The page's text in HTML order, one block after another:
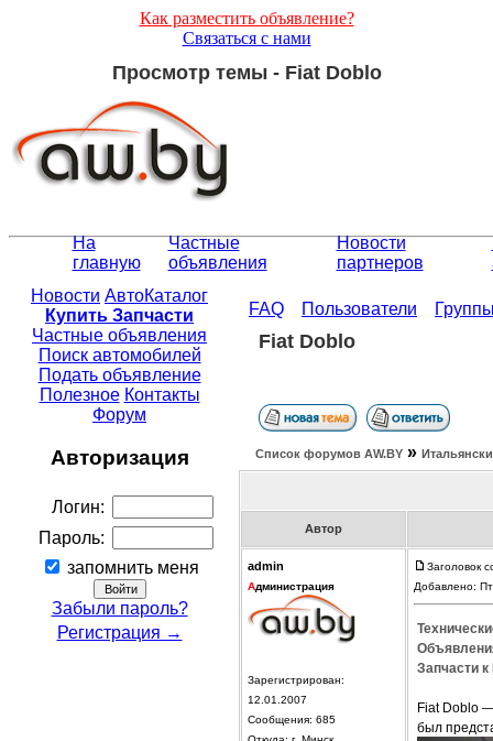
Как разместить объявление?
Связаться с нами
Просмотр темы - Fiat Doblo
На
главную
Частные
объявления
Новости
партнеров
Новости АвтоКаталог
Купить Запчасти
Частные объявления
Поиск автомобилей
Подать объявление
Полезное Контакты
Форум
Авторизация
Логин:
Пароль:
запомнить меня
Забыли пароль?
Регистрация →
FAQ Пользователи
Fiat Doblo
Список форумов АW.BY »
Автор
admin
Администрация
Зарегистрирован:
12.01.2007
Сообщения: 685
Заголовок
Добавлено:
Запчасти к
Fiat Doblo
был